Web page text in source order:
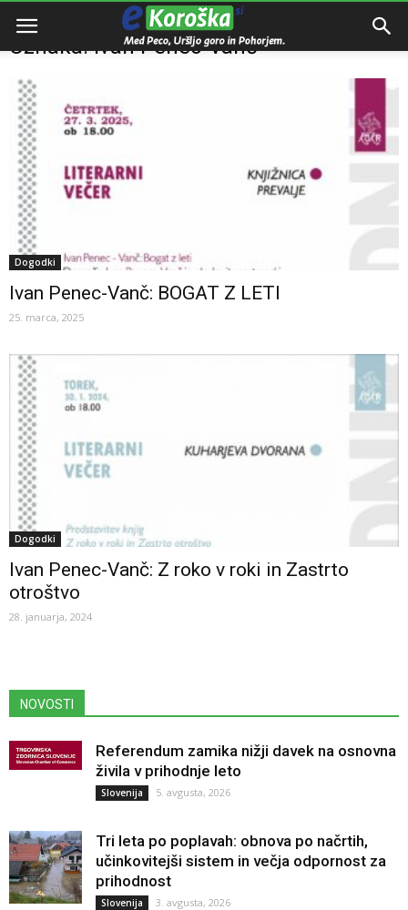
Domov Ivan Penec-Vanč
Oznaka: Ivan Penec-Vanč
Dogodki
Ivan Penec-Vanč: BOGAT Z LETI
25. marca, 2025
Dogodki
Ivan Penec-Vanč: Z roko v roki in Zastrto
otroštvo
28. januarja, 2024
NOVOSTI
Referendum zamika nižji davek na osnovna
živila v prihodnje leto
Slovenija 5. avgusta, 2026
Tri leta po poplavah: obnova po načrtih,
učinkovitejši sistem in večja odpornost za
prihodnost
Slovenija 3. avgusta, 2026